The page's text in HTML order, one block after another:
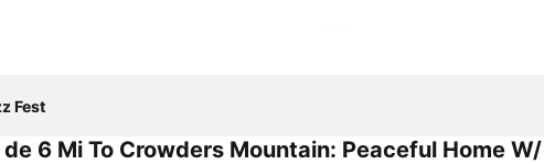
Fest
6 Mi To Crowders Mountain: Peaceful Home